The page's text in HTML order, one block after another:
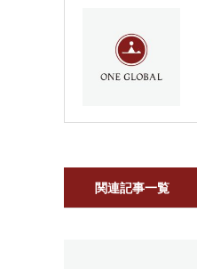
関連記事一覧